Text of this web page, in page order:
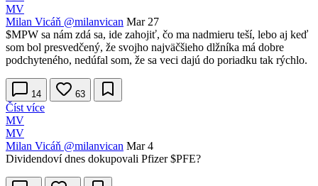
MV
Milan Vicáň @milanvican Mar 27
$MPW sa nám zdá sa, ide zahojiť, čo ma nadmieru teší, lebo aj keď
som bol presvedčený, že svojho najväčšieho dlžníka má dobre
podchyteného, nedúfal som, že sa veci dajú do poriadku tak rýchlo.
14 63
Číst více
MV
MV
Milan Vicáň @milanvican Mar 4
Dividendoví dnes dokupovali Pfizer ​$PFE?